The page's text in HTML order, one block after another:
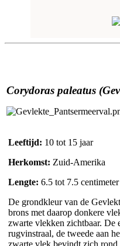
Corydoras paleatus
Leeftijd: 10 tot 15 jaar
Herkomst: Zuid-Amerika
Lengte: 6.5 tot 7.5 centimeter
De grondkleur van de
brons met daarop donkere
zwarte vlekken zichtbaar. De
rugvinstraal, de tweede aan
zwarte vlek bevindt zich